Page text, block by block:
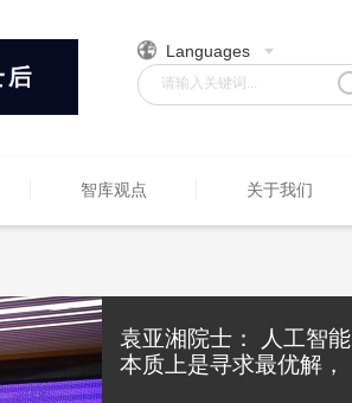
Languages
请输入关键词...
智库观点 关于我们
袁亚湘院士： 人工智能
本质上是寻求最优解，